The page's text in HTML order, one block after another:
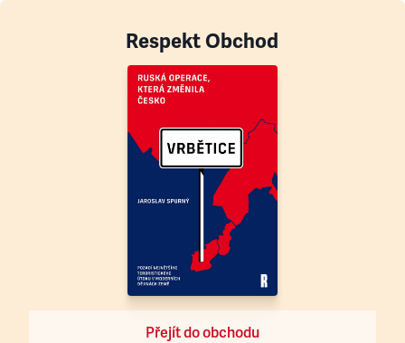
Respekt Obchod
Přejít do obchodu